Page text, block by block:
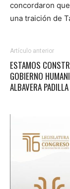
concordaron
una traición de
Artículo anterior
ESTAMOS
GOBIERNO
ALBAVERA PADILLA